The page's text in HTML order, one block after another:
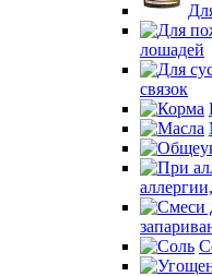
лошадей
связок